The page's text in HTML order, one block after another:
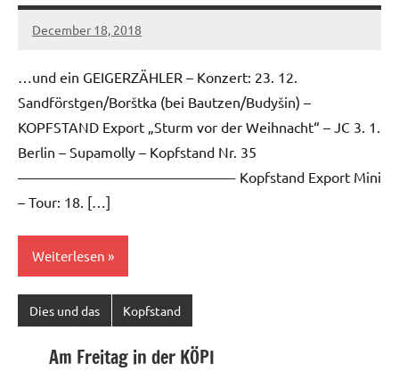
December 18, 2018
Ilja
…und ein GEIGERZÄHLER – Konzert: 23. 12.
Sandförstgen/Borštka (bei Bautzen/Budyšin) –
KOPFSTAND Export „Sturm vor der Weihnacht“ – JC 3. 1.
Berlin – Supamolly – Kopfstand Nr. 35
———————————————- Kopfstand Export Mini
– Tour: 18. […]
Weiterlesen
Dies und das Kopfstand
Am Freitag in der KÖPI